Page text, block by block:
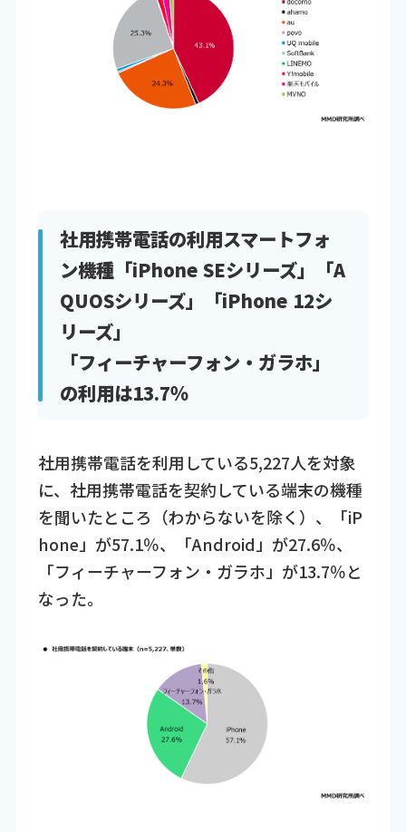
社用携帯電話の利用スマートフォ
ン機種「iPhone SEシリーズ」「A
QUOSシリーズ」「iPhone 12シ
リーズ」
「フィーチャーフォン・ガラホ」
の利用は13.7％
社用携帯電話を利用している5,227人を対象
に、社用携帯電話を契約している端末の機種
を聞いたところ（わからないを除く）、「iP
hone」が57.1％、「Android」が27.6％、
「フィーチャーフォン・ガラホ」が13.7％と
なった。